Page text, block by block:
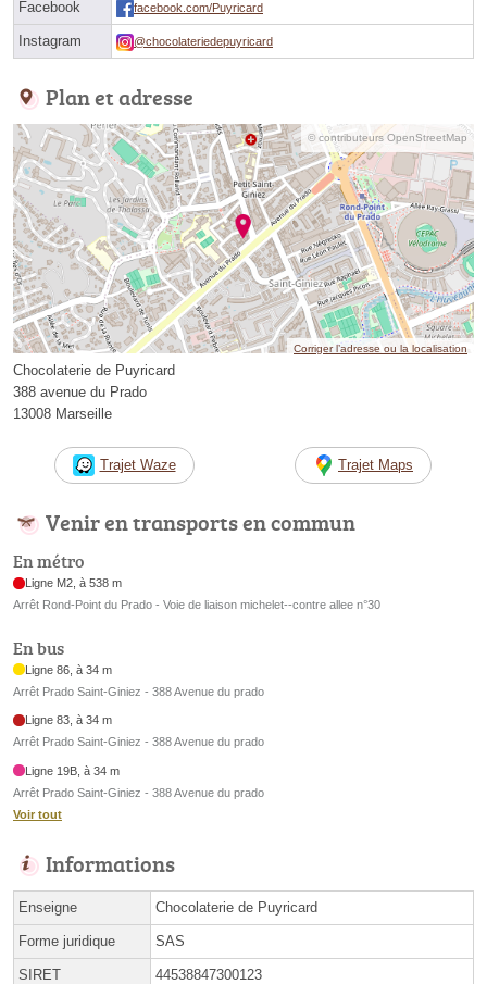
Facebook facebook.com/Puyricard
Instagram @chocolateriedepuyricard
Plan et adresse
© contributeurs OpenStreetMap
Corriger l’adresse ou la localisation
Chocolaterie de Puyricard
388 avenue du Prado
13008 Marseille
Trajet Waze Trajet Maps
Venir en transports en commun
En métro
Ligne M2, à 538 m
Arrêt Rond-Point du Prado - Voie de liaison michelet--contre allee n°30
En bus
Ligne 86, à 34 m
Arrêt Prado Saint-Giniez - 388 Avenue du prado
Ligne 83, à 34 m
Arrêt Prado Saint-Giniez - 388 Avenue du prado
Ligne 19B, à 34 m
Arrêt Prado Saint-Giniez - 388 Avenue du prado
Voir tout
Informations
Enseigne Chocolaterie de Puyricard
Forme juridique SAS
SIRET 44538847300123